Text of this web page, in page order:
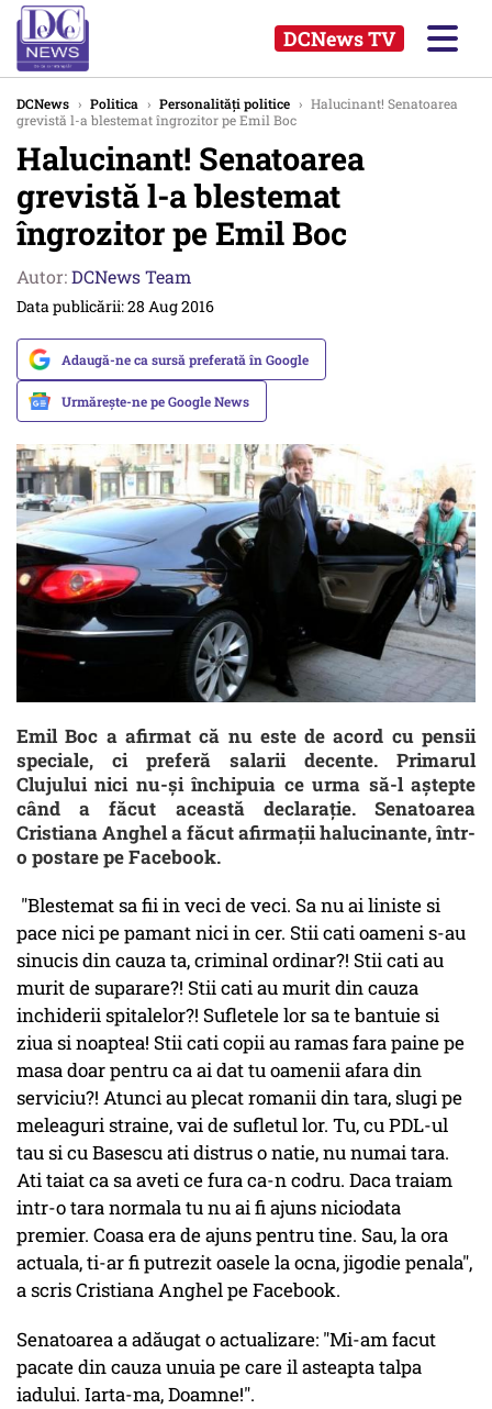
DCNews TV
DCNews › Politica › Personalități politice › Halucinant! Senatoarea
grevistă l-a blestemat îngrozitor pe Emil Boc
Halucinant! Senatoarea
grevistă l-a blestemat
îngrozitor pe Emil Boc
Autor:DCNews Team
Data publicării: 28 Aug 2016
Adaugă-ne ca sursă preferată în Google
Urmărește-ne pe Google News
Emil Boc a afirmat că nu este de acord cu pensii
speciale, ci preferă salarii decente. Primarul
Clujului nici nu-și închipuia ce urma să-l aștepte
când a făcut această declarație. Senatoarea
Cristiana Anghel a făcut afirmații halucinante, într-
o postare pe Facebook.
"Blestemat sa fii in veci de veci. Sa nu ai liniste si
pace nici pe pamant nici in cer. Stii cati oameni s-au
sinucis din cauza ta, criminal ordinar?! Stii cati au
murit de suparare?! Stii cati au murit din cauza
inchiderii spitalelor?! Sufletele lor sa te bantuie si
ziua si noaptea! Stii cati copii au ramas fara paine pe
masa doar pentru ca ai dat tu oamenii afara din
serviciu?! Atunci au plecat romanii din tara, slugi pe
meleaguri straine, vai de sufletul lor. Tu, cu PDL-ul
tau si cu Basescu ati distrus o natie, nu numai tara.
Ati taiat ca sa aveti ce fura ca-n codru. Daca traiam
intr-o tara normala tu nu ai fi ajuns niciodata
premier. Coasa era de ajuns pentru tine. Sau, la ora
actuala, ti-ar fi putrezit oasele la ocna, jigodie penala",
a scris Cristiana Anghel pe Facebook.
Senatoarea a adăugat o actualizare: "Mi-am facut
pacate din cauza unuia pe care il asteapta talpa
iadului. Iarta-ma, Doamne!".